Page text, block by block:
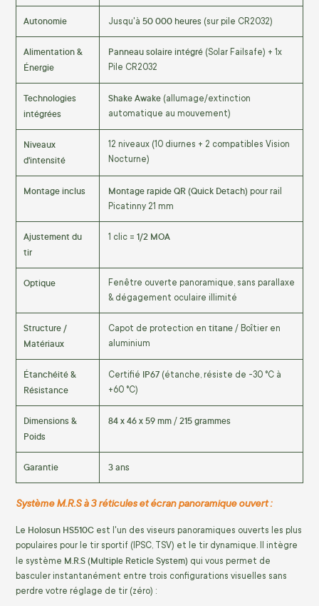
Autonomie Jusqu'à 50 000 heures (sur pile CR2032)
Alimentation &
Énergie
Panneau solaire intégré (Solar Failsafe) + 1x
Pile CR2032
Technologies
intégrées
Shake Awake (allumage/extinction
automatique au mouvement)
Niveaux
d'intensité
12 niveaux (10 diurnes + 2 compatibles Vision
Nocturne)
Montage inclus Montage rapide QR (Quick Detach) pour rail
Picatinny 21 mm
Ajustement du
tir
1 clic = 1/2 MOA
Optique
Fenêtre ouverte panoramique, sans parallaxe
& dégagement oculaire illimité
Structure /
Matériaux
Capot de protection en titane / Boîtier en
aluminium
Étanchéité &
Résistance
Certifié IP67 (étanche, résiste de -30 °C à
+60 °C)
Dimensions &
Poids
84 x 46 x 59 mm / 215 grammes
Garantie 3 ans
Système M.R.S à 3 réticules et écran panoramique ouvert :
Le Holosun HS510C est l'un des viseurs panoramiques ouverts les plus
populaires pour le tir sportif (IPSC, TSV) et le tir dynamique. Il intègre
le système M.R.S (Multiple Reticle System) qui vous permet de
basculer instantanément entre trois configurations visuelles sans
perdre votre réglage de tir (zéro) :